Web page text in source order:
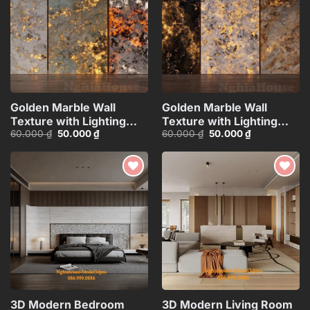
Golden Marble Wall
Texture with Lighting
Effect_HCI4803714784363
60.000₫ Giá
là:
50.000₫Giá
hiện
tại
50.000 ₫.
Golden Marble Wall
Texture with Lighting
Effect_HCI4803710168143
60.000₫ Giá
là:
60.000 ₫.
50.000₫Giá
hiện
tại
50.000 ₫.
Add to
wishlist
3D Modern Bedroom
Add to
wishlist
3D Modern Living Room